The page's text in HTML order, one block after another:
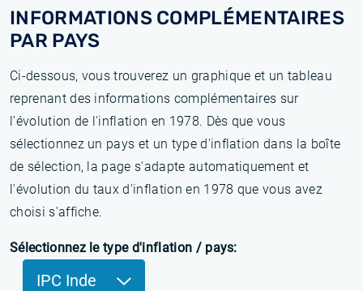
INFORMATIONS COMPLÉMENTAIRES
PAR PAYS
Ci-dessous, vous trouverez un graphique et un tableau
reprenant des informations complémentaires sur
l’évolution de l'inflation en 1978. Dès que vous
sélectionnez un pays et un type d'inflation dans la boîte
de sélection, la page s'adapte automatiquement et
l'évolution du taux d'inflation en 1978 que vous avez
choisi s'affiche.
Sélectionnez le type d'inflation / pays:
IPC Inde